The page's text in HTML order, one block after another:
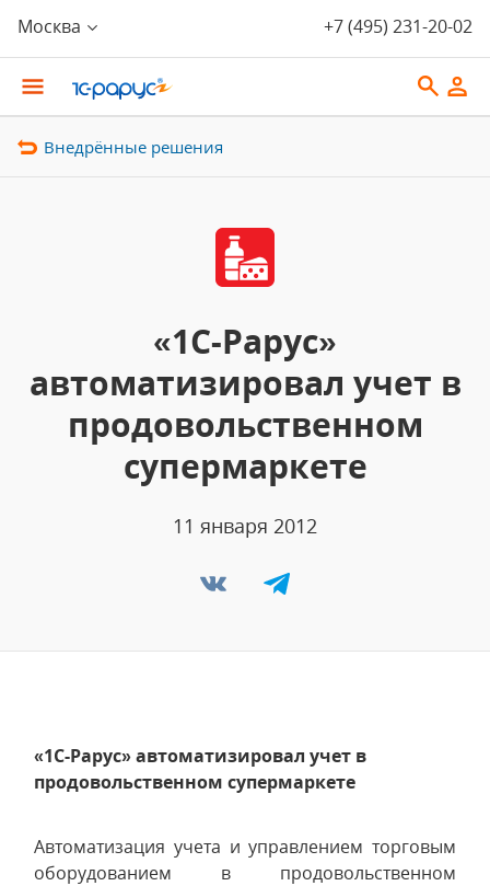
Москва +7 (495) 231-20-02
Внедрённые решения
«1С-Рарус»
автоматизировал учет в
продовольственном
супермаркете
11 января 2012
«1С-Рарус» автоматизировал учет в
продовольственном супермаркете
Автоматизация учета и управлением торговым
оборудованием в продовольственном